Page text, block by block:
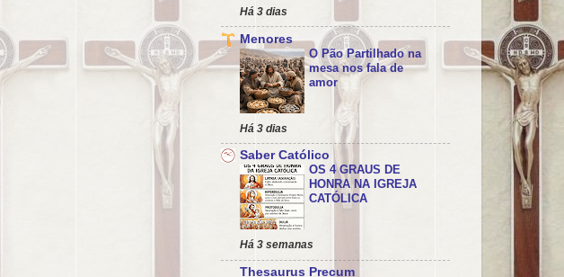
Há 3 dias
Menores
O Pão Partilhado na
mesa nos fala de
amor
Há 3 dias
Saber Católico
OS 4 GRAUS DE
HONRA NA IGREJA
CATÓLICA
Há 3 semanas
Thesaurus Precum